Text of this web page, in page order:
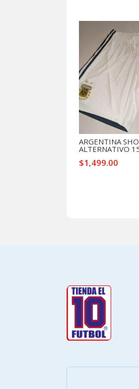
ARGENTINA
ALTERNATIVO
$1,499.00